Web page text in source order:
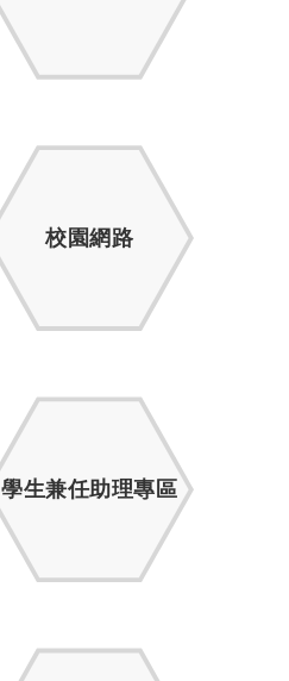
校園網路
學生兼任助理專區